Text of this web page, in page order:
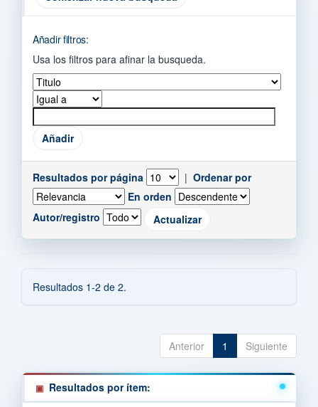
Añadir filtros:
Usa los filtros para afinar la busqueda.
Resultados por página | Ordenar por
En orden
Autor/registro
Resultados 1-2 de 2.
Anterior 1 Siguiente
Resultados por ítem: